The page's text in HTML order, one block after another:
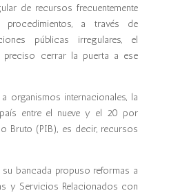
de recursos frecuentemente
a través de
públicas irregulares, el
preciso cerrar la puerta a ese
organismos internacionales, la
entre el nueve y el 20 por
Bruto (PIB), es decir, recursos
bancada propuso reformas a
y Servicios Relacionados con